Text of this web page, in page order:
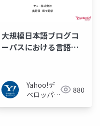
ドキュメンテーション
大規模日本語ブログコ
ーパスにおける言語モ
Yahoo!デ
ベロッパー
880